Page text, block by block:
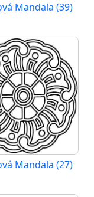
Mandala (39)
Mandala (27)